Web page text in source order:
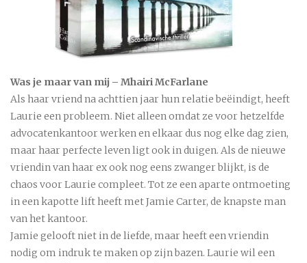
Was je maar van mij – Mhairi McFarlane
Als haar vriend na achttien jaar hun relatie beëindigt, heeft
Laurie een probleem. Niet alleen omdat ze voor hetzelfde
advocatenkantoor werken en elkaar dus nog elke dag zien,
maar haar perfecte leven ligt ook in duigen. Als de nieuwe
vriendin van haar ex ook nog eens zwanger blijkt, is de
chaos voor Laurie compleet. Tot ze een aparte ontmoeting
in een kapotte lift heeft met Jamie Carter, de knapste man
van het kantoor.
Jamie gelooft niet in de liefde, maar heeft een vriendin
nodig om indruk te maken op zijn bazen. Laurie wil een